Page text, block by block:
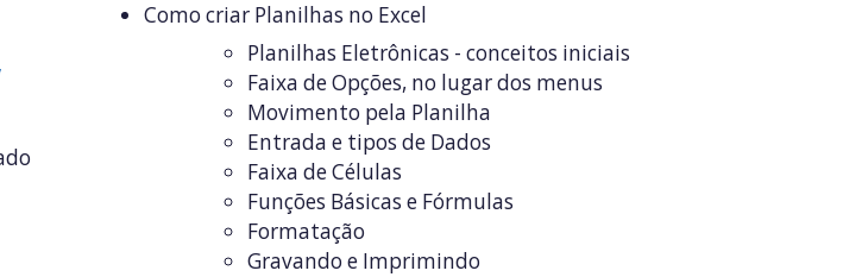
Como criar Planilhas no Excel
Planilhas Eletrônicas - conceitos iniciais
Faixa de Opções, no lugar dos menus
Movimento pela Planilha
Entrada e tipos de Dados
Faixa de Células
Funções Básicas e Fórmulas
Formatação
Gravando e Imprimindo